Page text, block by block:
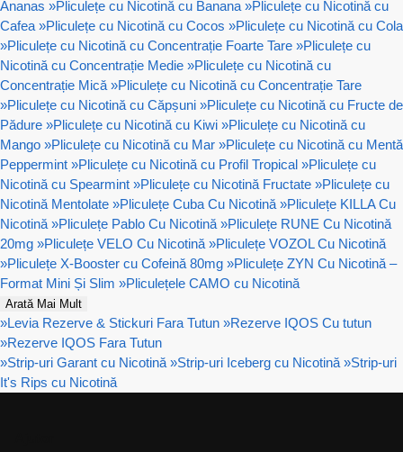
Ananas »Pliculețe cu Nicotină cu Banana »Pliculețe cu Nicotină cu
Cafea »Pliculețe cu Nicotină cu Cocos »Pliculețe cu Nicotină cu Cola
»Pliculețe cu Nicotină cu Concentrație Foarte Tare »Pliculețe cu
Nicotină cu Concentrație Medie »Pliculețe cu Nicotină cu
Concentrație Mică »Pliculețe cu Nicotină cu Concentrație Tare
»Pliculețe cu Nicotină cu Căpșuni »Pliculețe cu Nicotină cu Fructe de
Pădure »Pliculețe cu Nicotină cu Kiwi »Pliculețe cu Nicotină cu
Mango »Pliculețe cu Nicotină cu Mar »Pliculețe cu Nicotină cu Mentă
Peppermint »Pliculețe cu Nicotină cu Profil Tropical »Pliculețe cu
Nicotină cu Spearmint »Pliculețe cu Nicotină Fructate »Pliculețe cu
Nicotină Mentolate »Pliculețe Cuba Cu Nicotină »Pliculețe KILLA Cu
Nicotină »Pliculețe Pablo Cu Nicotină »Pliculețe RUNE Cu Nicotină
20mg »Pliculețe VELO Cu Nicotină »Pliculețe VOZOL Cu Nicotină
»Pliculețe X-Booster cu Cofeină 80mg »Pliculețe ZYN Cu Nicotină –
Format Mini Și Slim »Pliculețele CAMO cu Nicotină
Arată Mai Mult
»Levia Rezerve & Stickuri Fara Tutun »Rezerve IQOS Cu tutun
»Rezerve IQOS Fara Tutun
»Strip-uri Garant cu Nicotină »Strip-uri Iceberg cu Nicotină »Strip-uri
It's Rips cu Nicotină